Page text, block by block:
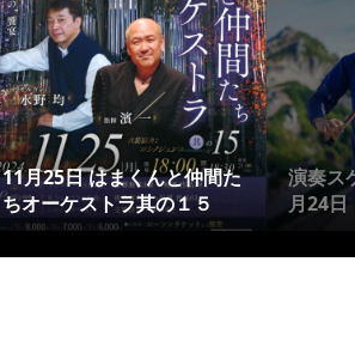
11月25日 はまくんと仲間た
ちオーケストラ其の１５
演奏ス
月24日